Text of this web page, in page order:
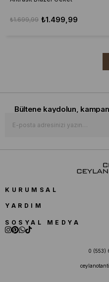
₺1.499,99
₺1.699,99
Bültene kaydolun,
KURUMSAL
YARDIM
SOSYAL MEDYA
0 (553)